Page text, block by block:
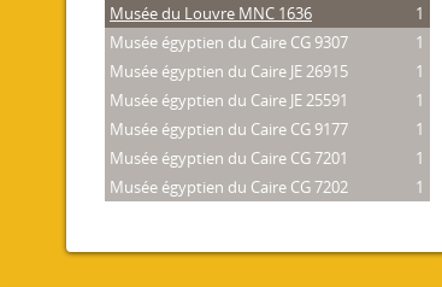
Musée du Louvre MNC 1636
1
Musée égyptien du Caire CG 9307
1
Musée égyptien du Caire JE 26915
1
Musée égyptien du Caire JE 25591
1
Musée égyptien du Caire CG 9177
1
Musée égyptien du Caire CG 7201
1
Musée égyptien du Caire CG 7202
1